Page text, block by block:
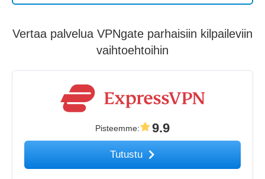
Vertaa palvelua VPNgate parhaisiin kilpaileviin
vaihtoehtoihin
Pisteemme: 9.9
Tutustu